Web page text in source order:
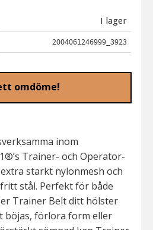
I lager
2004061246999_3923
omdöme!
inom
Trainer- och Operator-
starkt nylonmesh och
stål. Perfekt för både
Trainer Belt ditt hölster
böjas, förlora form eller